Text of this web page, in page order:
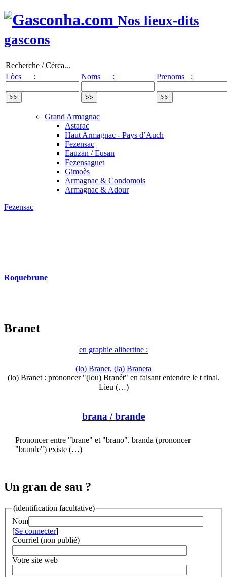
Nos lieux-dits
gascons
Recherche / Cèrca...
Lòcs :
Noms : Prenoms :
Grand Armagnac
Astarac
Haut Armagnac - Pays d’Auch
Fezensac
Eauzan / Eusan
Fezensaguet
Gimoès
Armagnac & Condomois
Armagnac & Adour
Fezensac
Roquebrune
Branet
en graphie alibertine :
(lo) Branet, (la) Braneta
(lo) Branet : prononcer "(lou) Branét" en faisant entendre le t final.
Lieu (…)
brana / brande
Prononcer entre "brane" et "brano". branda (prononcer
"brande") existe (…)
Un gran de sau ?
(identification facultative)
Nom
[Se connecter]
Courriel (non publié)
Votre site web